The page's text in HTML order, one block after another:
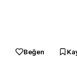
Beğen